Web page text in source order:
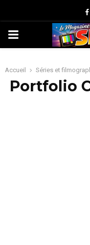
PRIMARY
Accueil Séries et
Portfolio